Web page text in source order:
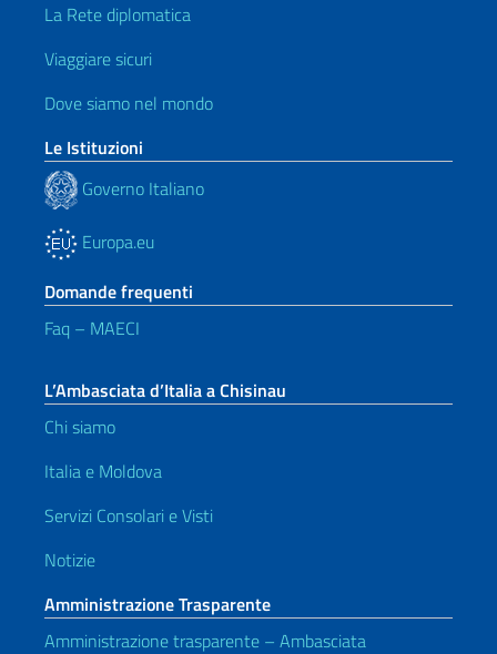
La Rete diplomatica
Viaggiare sicuri
Dove siamo nel mondo
Le Istituzioni
Governo Italiano
Europa.eu
Domande frequenti
Faq – MAECI
L’Ambasciata d’Italia a Chisinau
Chi siamo
Italia e Moldova
Servizi Consolari e Visti
Notizie
Amministrazione Trasparente
Amministrazione trasparente – Ambasciata